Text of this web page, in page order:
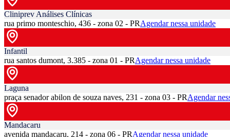
Cliniprev Análises Clínicas
rua primo monteschio, 436 - zona 02 - PRAgendar nessa unidade
Infantil
rua santos dumont, 3.385 - zona 01 - PRAgendar nessa unidade
Laguna
praça senador abilon de souza naves, 231 - zona 03 - PRAgendar
Mandacaru
avenida mandacaru, 214 - zona 06 - PRAgendar nessa unidade